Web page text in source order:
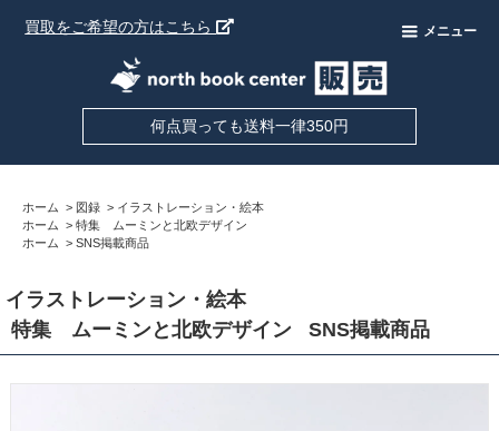
買取をご希望の方はこちら メニュー
何点買っても送料一律350円
ホーム > 図録 > イラストレーション・絵本
ホーム > 特集 ムーミンと北欧デザイン
ホーム > SNS掲載商品
イラストレーション・絵本
特集 ムーミンと北欧デザイン
SNS掲載商品